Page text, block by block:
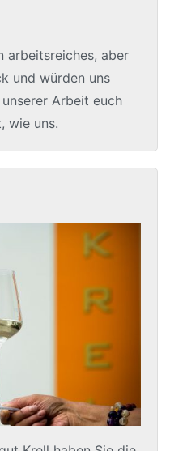
arbeitsreiches, aber
und würden uns
Arbeit euch
wie uns.